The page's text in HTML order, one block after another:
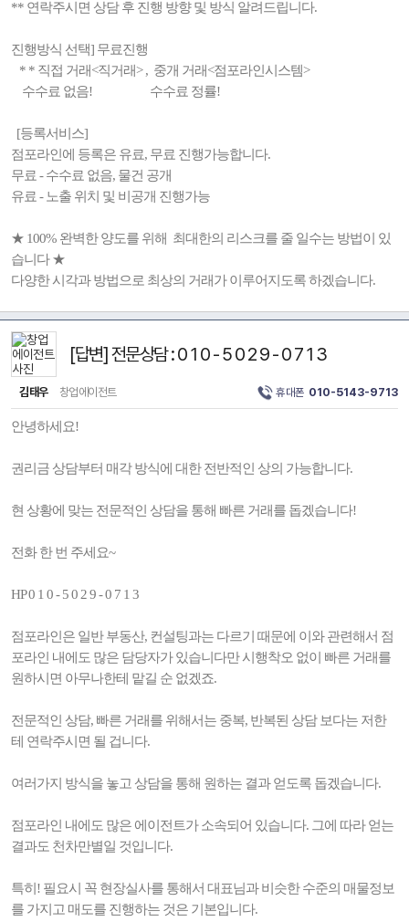
** 연락주시면 상담 후 진행 방향 및 방식 알려드립니다.
진행방식 선택] 무료진행
* * 직접 거래<직거래> , 중개 거래<점포라인시스템>
수수료 없음! 수수료 정률!
[등록서비스]
점포라인에 등록은 유료, 무료 진행가능합니다.
무료 - 수수료 없음, 물건 공개
유료 - 노출 위치 및 비공개 진행가능
★ 100% 완벽한 양도를 위해 최대한의 리스크를 줄 일수는 방법이 있
습니다 ★
다양한 시각과 방법으로 최상의 거래가 이루어지도록 하겠습니다.
[답변] 전문상담 : 0 1 0 - 5 0 2 9 - 0 7 1 3
김태우 창업에이전트 휴대폰 010-5143-9713
안녕하세요!
권리금 상담부터 매각 방식에 대한 전반적인 상의 가능합니다.
현 상황에 맞는 전문적인 상담을 통해 빠른 거래를 돕겠습니다!
전화 한 번 주세요~
HP 0 1 0 - 5 0 2 9 - 0 7 1 3
점포라인은 일반 부동산, 컨설팅과는 다르기 때문에 이와 관련해서 점
포라인 내에도 많은 담당자가 있습니다만 시행착오 없이 빠른 거래를
원하시면 아무나한테 맡길 순 없겠죠.
전문적인 상담, 빠른 거래를 위해서는 중복, 반복된 상담 보다는 저한
테 연락주시면 될 겁니다.
여러가지 방식을 놓고 상담을 통해 원하는 결과 얻도록 돕겠습니다.
점포라인 내에도 많은 에이전트가 소속되어 있습니다. 그에 따라 얻는
결과도 천차만별일 것입니다.
특히! 필요시 꼭 현장실사를 통해서 대표님과 비슷한 수준의 매물정보
를 가지고 매도를 진행하는 것은 기본입니다.